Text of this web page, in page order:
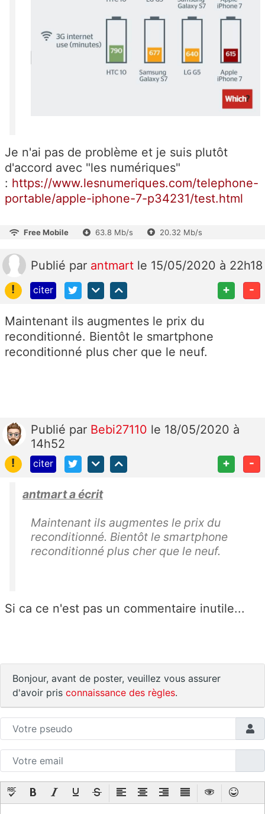
Je n'ai pas de problème et je suis plutôt
d'accord avec "les numériques"
: https://www.lesnumeriques.com/telephone-
portable/apple-iphone-7-p34231/test.html
Free Mobile 63.8 Mb/s 20.32 Mb/s
Publié par antmart le 15/05/2020 à 22h18
!
citer + -
Maintenant ils augmentes le prix du
reconditionné. Bientôt le smartphone
reconditionné plus cher que le neuf.
Publié par Bebi27110 le 18/05/2020 à
14h52
!
citer + -
antmart a écrit
Maintenant ils augmentes le prix du
reconditionné. Bientôt le smartphone
reconditionné plus cher que le neuf.
Si ca ce n'est pas un commentaire inutile...
Bonjour, avant de poster, veuillez vous assurer
d'avoir pris connaissance des règles.